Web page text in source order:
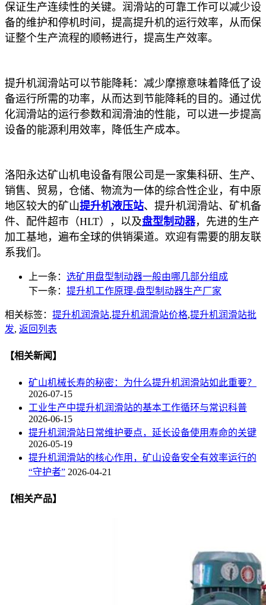
保证生产连续性的关键。润滑站的可靠工作可以减少设
备的维护和停机时间，提高提升机的运行效率，从而保
证整个生产流程的顺畅进行，提高生产效率。
提升机润滑站可以节能降耗：减少摩擦意味着降低了设
备运行所需的功率，从而达到节能降耗的目的。通过优
化润滑站的运行参数和润滑油的性能，可以进一步提高
设备的能源利用效率，降低生产成本。
洛阳永达矿山机电设备有限公司是一家集科研、生产、
销售、贸易，仓储、物流为一体的综合性企业，有中原
地区较大的矿山提升机液压站、提升机润滑站、矿机备
件、配件超市（HLT），以及盘型制动器，先进的生产
加工基地，遍布全球的供销渠道。欢迎有需要的朋友联
系我们。
上一条： 选矿用盘型制动器一般由哪几部分组成
下一条： 提升机工作原理-盘型制动器生产厂家
相关标签： 提升机润滑站,提升机润滑站价格,提升机润滑站批
发, 返回列表
【相关新闻】
矿山机械长寿的秘密：为什么提升机润滑站如此重要？
2026-07-15
工业生产中提升机润滑站的基本工作循环与常识科普
2026-06-15
提升机润滑站日常维护要点，延长设备使用寿命的关键
2026-05-19
提升机润滑站的核心作用，矿山设备安全有效率运行的
“守护者” 2026-04-21
【相关产品】